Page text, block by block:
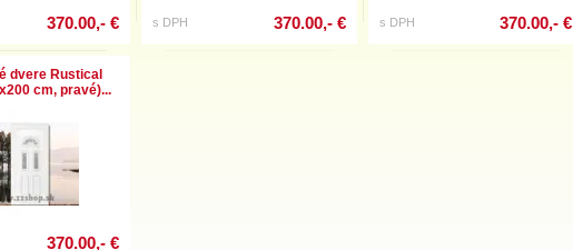
370.00,- € s DPH 370.00,- € s DPH 370.00,- €
dvere Rustical
cm, pravé)...
370.00,- €